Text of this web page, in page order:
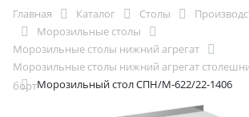
Главная Каталог Столы
Морозильные столы
Морозильные столы нижний агрегат
Морозильные столы нижний агрегат
бортМорозильный стол СПН/М-622/22-1406